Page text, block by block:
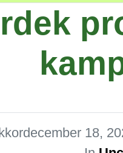
december 18,